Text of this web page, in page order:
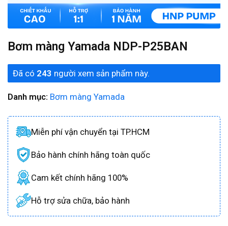
Bơm màng Yamada NDP-P25BAN
Đã có 243 người xem sản phẩm này.
Danh mục: Bơm màng Yamada
Miễn phí vận chuyển tại TP.HCM
Bảo hành chính hãng toàn quốc
Cam kết chính hãng 100%
Hỗ trợ sửa chữa, bảo hành